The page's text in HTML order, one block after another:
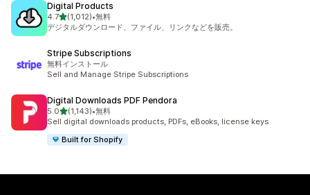
Digital Products
4.75つ星中
(1,012)
合計レビュー数：1012件
•無料
デジタルダウンロード、ファイル、リンクなどを販売。
Stripe Subscriptions
無料インストール
Sell and Manage Stripe Subscriptions
Digital Downloads PDF Pendora
5.05つ星中
(1,143)
合計レビュー数：1143件
•無料
Sell digital downloads products, PDFs, eBooks, license keys
Built for Shopify